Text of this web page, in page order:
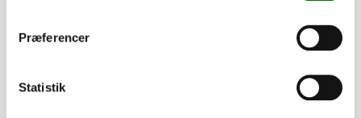
Præferencer
Statistik